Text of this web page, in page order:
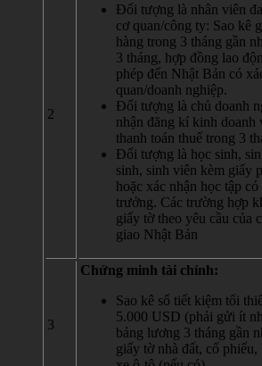
2
Đối tượng là nhân viên
cơ quan/công ty: Sao kê
hàng trong 3 tháng gần
3 tháng, hợp đồng lao
phép đến Nhật Bản có
quan/doanh nghiệp.
Đối tượng là chủ doanh
nhận đăng kí kinh doanh
thanh toán thuế trong 3
Đối tượng là học sinh,
sinh, sinh viên kèm giấy
hoặc xác nhận học tập
trưởng. Các trường hợp
giấy tờ theo yêu cầu của
giao Nhật Bản
3
Chứng minh tài chính:
Sao kê sổ tiết kiệm tối
5.000 USD (phải gửi ít
bảng lương 3 tháng gần
giấy tờ nhà đất, cổ phiếu,